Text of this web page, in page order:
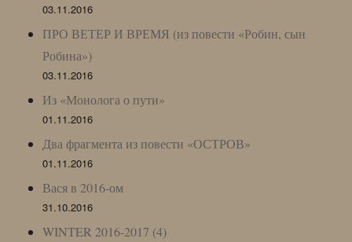
03.11.2016
ПРО ВЕТЕР И ВРЕМЯ (из повести «Робин, сын
Робина»)
03.11.2016
Из «Монолога о пути»
01.11.2016
Два фрагмента из повести «ОСТРОВ»
01.11.2016
Вася в 2016-ом
31.10.2016
WINTER 2016-2017 (4)